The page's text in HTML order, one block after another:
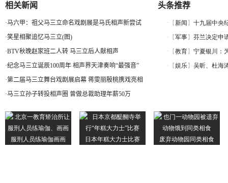
相关新闻
·马六甲：祖父马三立命名戏剧展是马氏相声新尝试
·笑星相聚追忆马三立(图)
·BTV秋晚赵家班二人转 马三立后人献相声
·纪念马三立诞辰100周年 相声界天津奏响“最强音”
·第二届马三立舞台戏剧展启幕 蒋雯丽殷桃携戏亮相
·马三立孙子转投相声圈 曾做总裁助理年薪50万
头条推荐